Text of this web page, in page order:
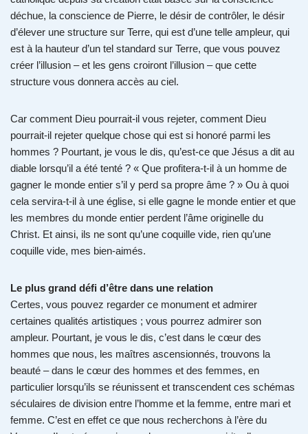
déchue, la conscience de Pierre, le désir de contrôler, le désir
d’élever une structure sur Terre, qui est d’une telle ampleur, qui
est à la hauteur d’un tel standard sur Terre, que vous pouvez
créer l’illusion – et les gens croiront l’illusion – que cette
structure vous donnera accès au ciel.
Car comment Dieu pourrait-il vous rejeter, comment Dieu
pourrait-il rejeter quelque chose qui est si honoré parmi les
hommes ? Pourtant, je vous le dis, qu’est-ce que Jésus a dit au
diable lorsqu’il a été tenté ? « Que profitera-t-il à un homme de
gagner le monde entier s’il y perd sa propre âme ? » Ou à quoi
cela servira-t-il à une église, si elle gagne le monde entier et que
les membres du monde entier perdent l’âme originelle du
Christ. Et ainsi, ils ne sont qu’une coquille vide, rien qu’une
coquille vide, mes bien-aimés.
Le plus grand défi d’être dans une relation
Certes, vous pouvez regarder ce monument et admirer
certaines qualités artistiques ; vous pourrez admirer son
ampleur. Pourtant, je vous le dis, c’est dans le cœur des
hommes que nous, les maîtres ascensionnés, trouvons la
beauté – dans le cœur des hommes et des femmes, en
particulier lorsqu’ils se réunissent et transcendent ces schémas
séculaires de division entre l’homme et la femme, entre mari et
femme. C’est en effet ce que nous recherchons à l’ère du